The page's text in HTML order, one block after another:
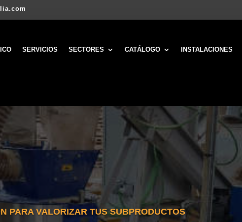
SERVICIOS SECTORES CATÁLOGO INSTALACIONES
PARA VALORIZAR TUS SUBPRODUCTOS